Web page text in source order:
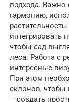
подхода. Важно
гармонию,
чтобы сад
леса. Работа с
интересные
При этом
склонов, чтобы
– создать